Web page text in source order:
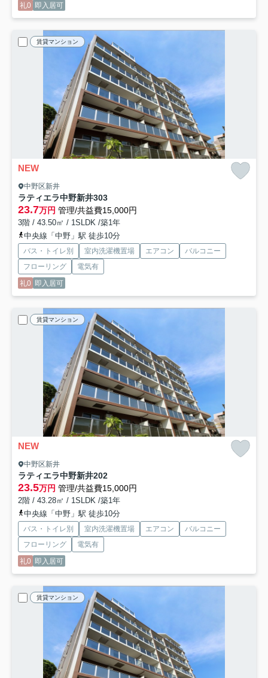
礼0 即入居可
賃貸マンション
NEW
中野区新井
ラティエラ中野新井303
23.7万円 管理/共益費15,000円
3階 / 43.50㎡ / 1SLDK /築1年
中央線「中野」駅 徒歩10分
バス・トイレ別 室内洗濯機置場 エアコン
バルコニー
フローリング
電気有
礼0 即入居可
賃貸マンション
NEW
中野区新井
ラティエラ中野新井202
23.5万円 管理/共益費15,000円
2階 / 43.28㎡ / 1SLDK /築1年
中央線「中野」駅 徒歩10分
バス・トイレ別 室内洗濯機置場 エアコン
バルコニー
フローリング
電気有
礼0 即入居可
賃貸マンション